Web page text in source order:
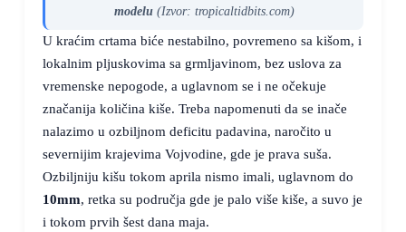
modelu(Izvor: tropicaltidbits.com)
U kraćim crtama biće nestabilno, povremeno sa kišom, i
lokalnim pljuskovima sa grmljavinom, bez uslova za
vremenske nepogode, a uglavnom se i ne očekuje
značanija količina kiše. Treba napomenuti da se inače
nalazimo u ozbiljnom deficitu padavina, naročito u
severnijim krajevima Vojvodine, gde je prava suša.
Ozbiljniju kišu tokom aprila nismo imali, uglavnom do
10mm, retka su područja gde je palo više kiše, a suvo je
i tokom prvih šest dana maja.